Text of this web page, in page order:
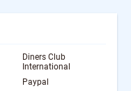
Diners Club
International
Paypal